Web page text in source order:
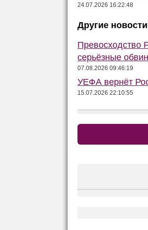
24.07.2026 16:22:48
Другие
Превосходство
серьёзные
07.08.2026 09:46:19
УЕФА вернёт
15.07.2026 22:10:55